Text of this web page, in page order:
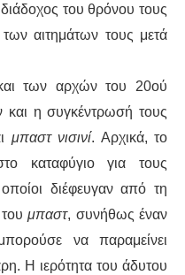
του θρόνου τους
αιτημάτων τους μετά
των αρχών του 20ού
η συγκέντρωσή τους
μπαστ νισινί. Αρχικά, το
καταφύγιο για τους
διέφευγαν από τη
τουμπαστ, συνήθως έναν
να παραμείνει
Η ιερότητα του άδυτου